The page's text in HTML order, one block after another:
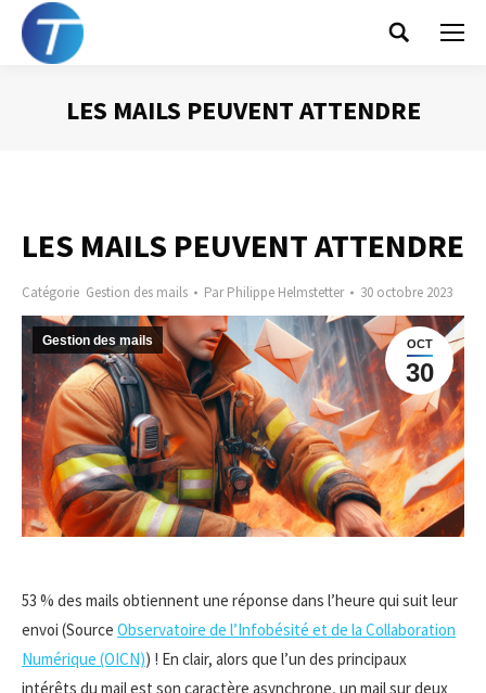
Search:
LES MAILS PEUVENT ATTENDRE
LES MAILS PEUVENT ATTENDRE
Catégorie Gestion des mails ParPhilippe Helmstetter 30 octobre 2023
OCT
30
Gestion des mails
53 % des mails obtiennent une réponse dans l’heure qui suit leur
envoi (Source Observatoire de l’Infobésité et de la Collaboration
Numérique (OICN)) ! En clair, alors que l’un des principaux
intérêts du mail est son caractère asynchrone, un mail sur deux